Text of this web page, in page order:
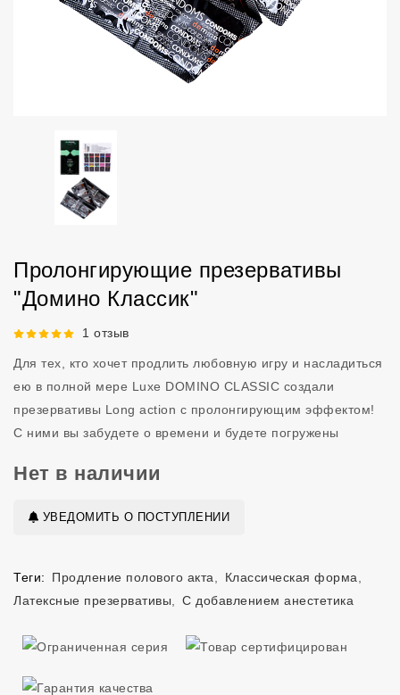
Пролонгирующие презервативы
"Домино Классик"
Рейтинг 5 из 5.1 отзыв
Для тех, кто хочет продлить любовную игру и насладиться
ею в полной мере Luxe DOMINO CLASSIC создали
презервативы Long action с пролонгирующим эффектом!
С ними вы забудете о времени и будете погружены
Нет в наличии
УВЕДОМИТЬ О ПОСТУПЛЕНИИ
Теги: Продление полового акта Классическая форма
Латексные презервативы
С добавлением анестетика